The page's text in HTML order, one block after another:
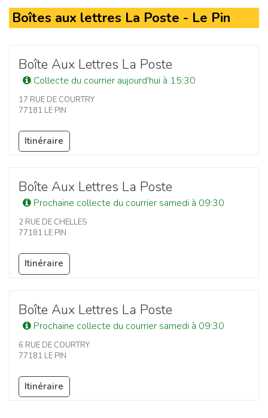
Boîtes aux lettres La Poste - Le Pin
Boîte Aux Lettres La Poste
Collecte du courrier aujourd'hui à 15:30
17 RUE DE COURTRY
77181 LE PIN
Itinéraire
Boîte Aux Lettres La Poste
Prochaine collecte du courrier samedi à 09:30
2 RUE DE CHELLES
77181 LE PIN
Itinéraire
Boîte Aux Lettres La Poste
Prochaine collecte du courrier samedi à 09:30
6 RUE DE COURTRY
77181 LE PIN
Itinéraire